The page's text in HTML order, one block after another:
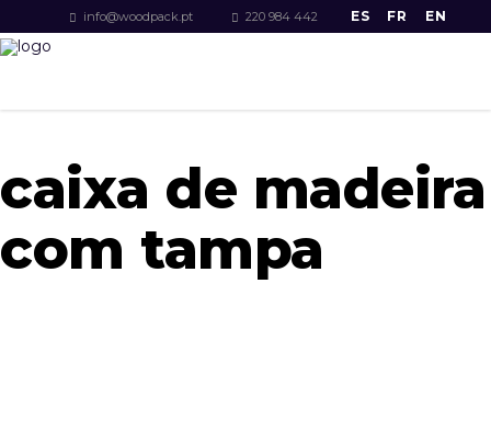
info@woodpack.pt 220 984 442 ES FR EN
caixa de madeira
com tampa